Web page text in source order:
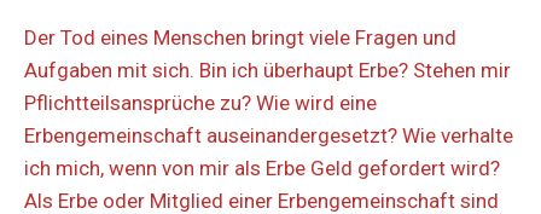
Der Tod eines Menschen bringt viele Fragen und
Aufgaben mit sich. Bin ich überhaupt Erbe? Stehen mir
Pflichtteilsansprüche zu? Wie wird eine
Erbengemeinschaft auseinandergesetzt? Wie verhalte
ich mich, wenn von mir als Erbe Geld gefordert wird?
Als Erbe oder Mitglied einer Erbengemeinschaft sind